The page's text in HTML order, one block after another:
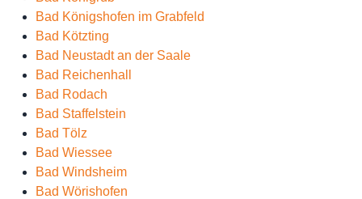
Bad Königshofen im Grabfeld
Bad Kötzting
Bad Neustadt an der Saale
Bad Reichenhall
Bad Rodach
Bad Staffelstein
Bad Tölz
Bad Wiessee
Bad Windsheim
Bad Wörishofen